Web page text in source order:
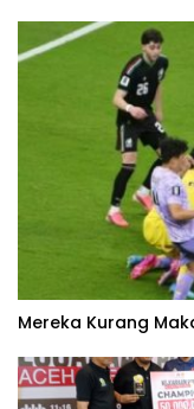
Mereka Kurang